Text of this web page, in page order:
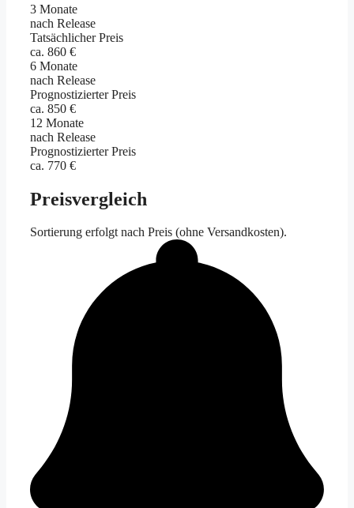
3 Monate
nach Release
Tatsächlicher Preis
ca. 860 €
6 Monate
nach Release
Prognostizierter Preis
ca. 850 €
12 Monate
nach Release
Prognostizierter Preis
ca. 770 €
Preisvergleich
Sortierung erfolgt nach Preis (ohne Versandkosten).